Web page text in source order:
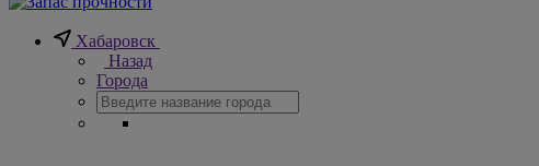
Хабаровск
Назад
Города